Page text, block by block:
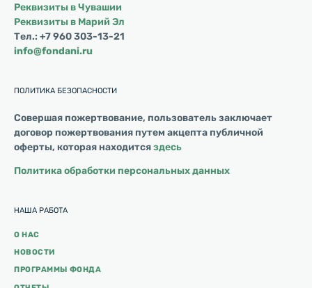
Реквизиты в Чувашии
Реквизиты в Марий Эл
Тел.: +7 960 303-13-21
info@fondani.ru
НАША РАБОТА
О НАС
НОВОСТИ
ПРОГРАММЫ ФОНДА
ПОЛИТИКА БЕЗОПАСНОСТИ
Совершая пожертвование, пользователь заключает
договор пожертвования путем акцепта публичной
оферты, которая находитсяздесь
Политика обработки персональных данных